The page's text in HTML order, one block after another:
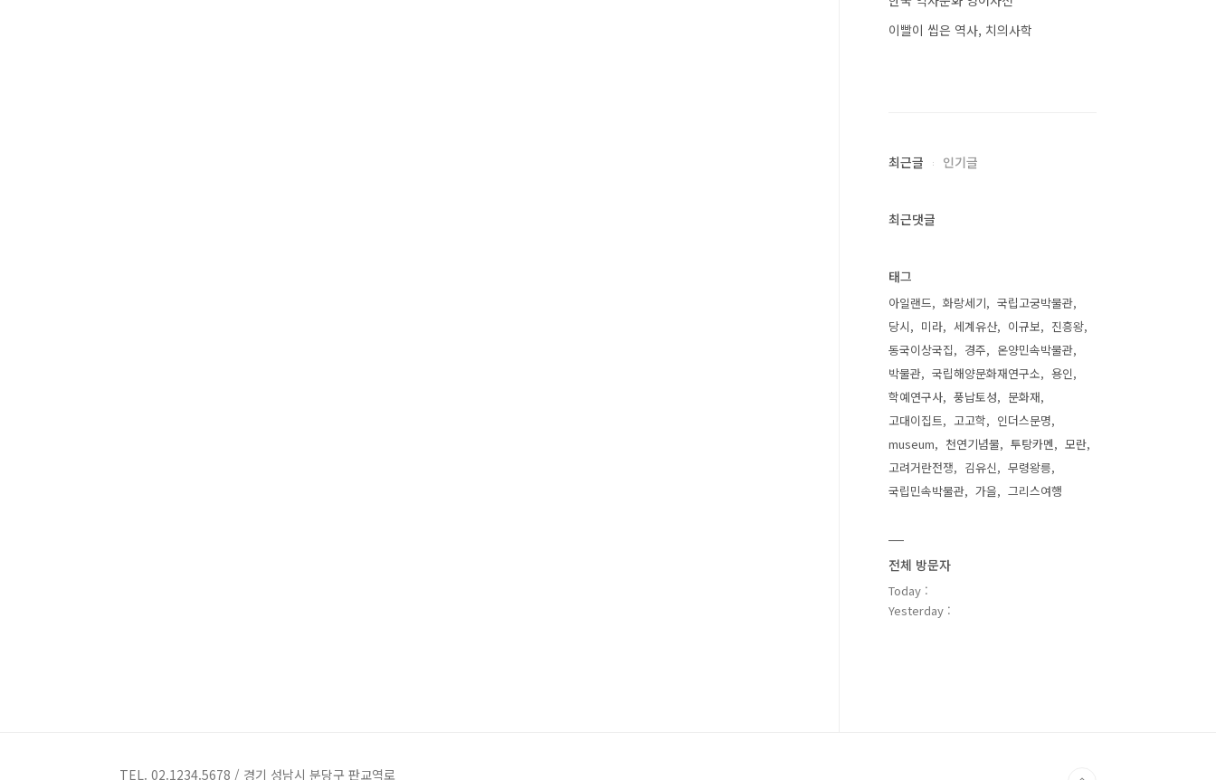
이빨이 씹은 역사, 치의사학
최근글 인기글
최근댓글
태그
아일랜드 화랑세기
국립고궁박물관
당시
미라 세계유산 이규보
진흥왕
동국이상국집
경주
온양민속박물관
박물관
국립해양문화재연구소
용인
학예연구사
풍납토성
문화재
고대이집트
고고학
인더스문명
museum
천연기념물 투탕카멘
모란
고려거란전쟁
김유신
무령왕릉
국립민속박물관
가을 그리스여행
전체 방문자
Today :
Yesterday :
TEL. 02.1234.5678 / 경기 성남시 분당구 판교역로